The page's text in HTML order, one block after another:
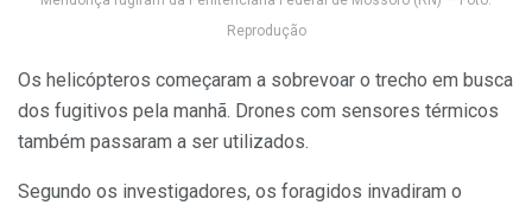
Reprodução
Os helicópteros começaram a sobrevoar o trecho em busca
dos fugitivos pela manhã. Drones com sensores térmicos
também passaram a ser utilizados.
Segundo os investigadores, os foragidos invadiram o